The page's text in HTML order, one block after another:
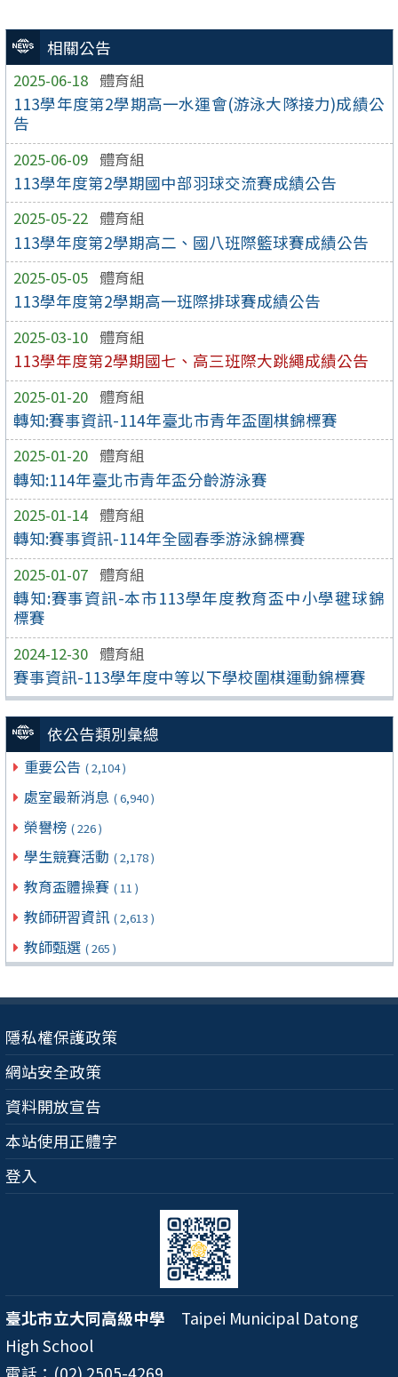
相關公告
2025-06-18 體育組
113學年度第2學期高一水運會(游泳大隊接力)成績公
告
2025-06-09 體育組
113學年度第2學期國中部羽球交流賽成績公告
2025-05-22 體育組
113學年度第2學期高二、國八班際籃球賽成績公告
2025-05-05 體育組
113學年度第2學期高一班際排球賽成績公告
2025-03-10 體育組
113學年度第2學期國七、高三班際大跳繩成績公告
2025-01-20 體育組
轉知:賽事資訊-114年臺北市青年盃圍棋錦標賽
2025-01-20 體育組
轉知:114年臺北市青年盃分齡游泳賽
2025-01-14 體育組
轉知:賽事資訊-114年全國春季游泳錦標賽
2025-01-07 體育組
轉知:賽事資訊-本市113學年度教育盃中小學毽球錦
標賽
2024-12-30 體育組
賽事資訊-113學年度中等以下學校圍棋運動錦標賽
依公告類別彙總
重要公告 ( 2,104 )
處室最新消息 ( 6,940 )
榮譽榜 ( 226 )
學生競賽活動 ( 2,178 )
教育盃體操賽 ( 11 )
教師研習資訊 ( 2,613 )
教師甄選 ( 265 )
隱私權保護政策
網站安全政策
資料開放宣告
本站使用正體字
登入
臺北市立大同高級中學 Taipei Municipal Datong
High School